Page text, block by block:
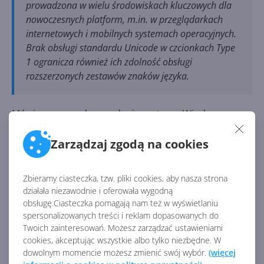
Zarządzaj zgodą na cookies
Zbieramy ciasteczka, tzw. pliki cookies, aby nasza strona
działała niezawodnie i oferowała wygodną
obsługę.Ciasteczka pomagają nam też w wyświetlaniu
spersonalizowanych treści i reklam dopasowanych do
Twoich zainteresowań. Możesz zarządzać ustawieniami
cookies, akceptując wszystkie albo tylko niezbędne. W
dowolnym momencie możesz zmienić swój wybór. (więcej
prowadzona w wielu środowiskach kluczowych dla
nowoczesnych platform, m.in. w przeglądarkach
internetowych i mobilnych systemach operacyjnych.
Brak obsługi standardu Unicode w czcionkach Type
1 ogranicza również ich zdolność obsługi
rozszerzonych zestawów znaków języka.
Mówiąc o przyszłym wydaniu systemu Windows,
Microsoft najpewniej ma na myśli
24H2
lub jego następcę. Status wersji 24H2 jest
niejednoznaczny. Z jednej strony została ona już
drugiej – ciągle czeka na wydanie na wszystkie
pozostałe urządzenia zJedenastką.Nie jest jasne, czy
ta zmiana obejmie Windows 10, który po wersji 22H2
nie otrzymuje już dużych, rocznicowych aktualizacji.
Źródło:https://learn.microsoft.com/en-